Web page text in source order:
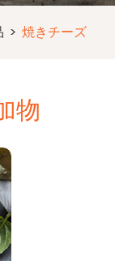
焼きチーズ
物